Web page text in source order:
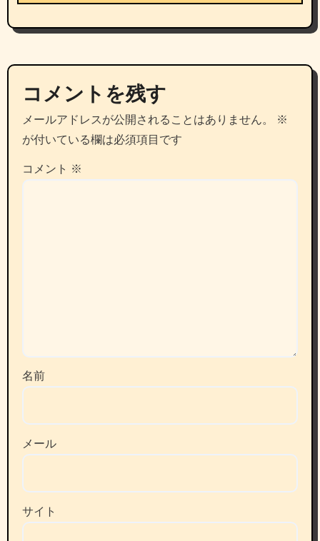
コメントを残す
メールアドレスが公開されることはありません。
※
が付いている欄は必須項目です
コメント ※
名前
メール
サイト